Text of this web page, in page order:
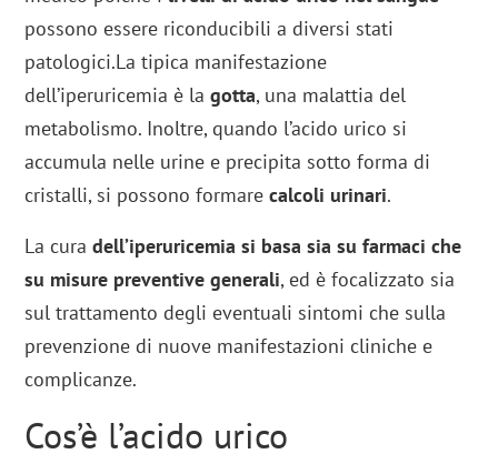
possono essere riconducibili a diversi stati
patologici.La tipica manifestazione
dell’iperuricemia è lagotta, una malattia del
metabolismo. Inoltre, quando l’acido urico si
accumula nelle urine e precipita sotto forma di
cristalli, si possono formarecalcoli urinari.
La cura dell’iperuricemia si basa sia su farmaci che
su misure preventive generali, ed è focalizzato sia
sul trattamento degli eventuali sintomi che sulla
prevenzione di nuove manifestazioni cliniche e
complicanze.
Cos’è l’acido urico